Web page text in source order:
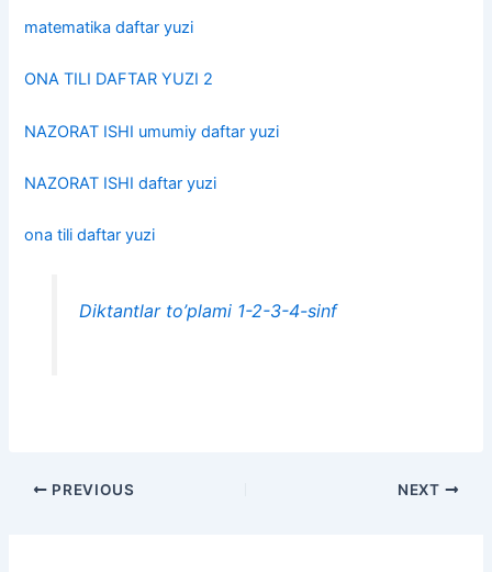
matematika daftar yuzi
ONA TILI DAFTAR YUZI 2
NAZORAT ISHI umumiy daftar yuzi
NAZORAT ISHI daftar yuzi
ona tili daftar yuzi
Diktantlar to’plami 1-2-3-4-sinf
PREVIOUS NEXT